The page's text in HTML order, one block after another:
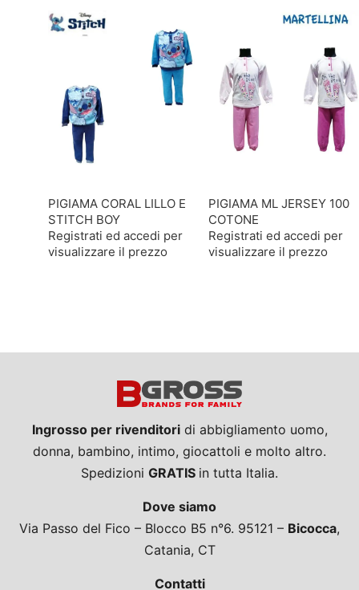
PIGIAMA CORAL LILLO E
STITCH BOY
Registrati ed accedi per
visualizzare il prezzo
PIGIAMA ML JERSEY 100
COTONE
Registrati ed accedi per
visualizzare il prezzo
Ingrosso per rivenditoridi abbigliamento uomo,
donna, bambino, intimo, giocattoli e molto altro.
Spedizioni GRATIS in tutta Italia.
Dove siamo
Via Passo del Fico – Blocco B5 n°6. 95121 – Bicocca,
Catania, CT
Contatti